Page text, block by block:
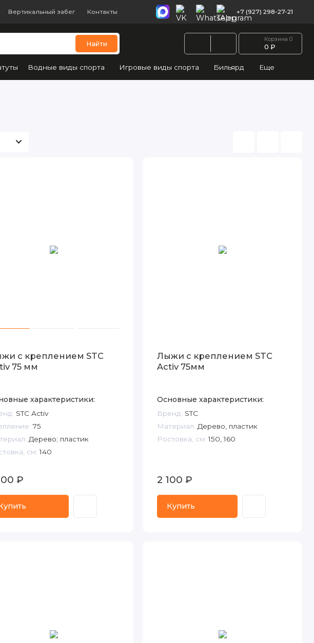
Вертикальный забег Контакты +7 (927) 298-27-21
Найти
Корзина 0
0 ₽
Водные виды спорта Игровые виды спорта Бильярд Еще
с креплением STC
75 мм
характеристики:
STC Activ
75
Дерево; пластик
см: 140
₽
Лыжи с креплением STC
Activ 75мм
Основные характеристики:
Бренд: STC
Материал: Дерево, пластик
Ростовка, см: 150, 160
2 100 ₽
Купить